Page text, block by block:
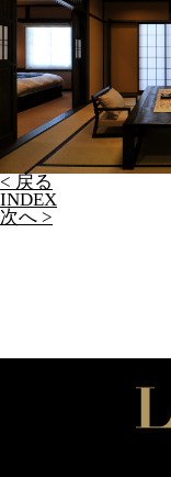
< 戻る
INDEX
次へ >